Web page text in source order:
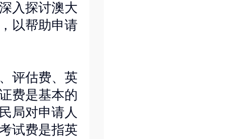
入探讨澳大
以帮助申请
评估费、英
费是基本的
局对申请人
试费是指英